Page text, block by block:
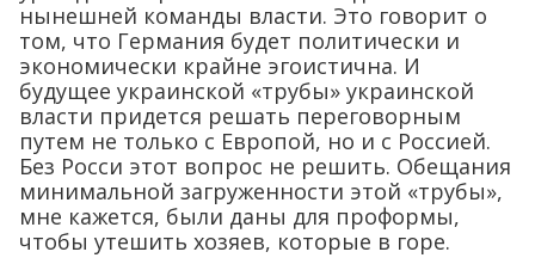
нынешней команды власти. Это говорит о
том, что Германия будет политически и
экономически крайне эгоистична. И
будущее украинской «трубы» украинской
власти придется решать переговорным
путем не только с Европой, но и с Россией.
Без Росси этот вопрос не решить. Обещания
минимальной загруженности этой «трубы»,
мне кажется, были даны для проформы,
чтобы утешить хозяев, которые в горе.